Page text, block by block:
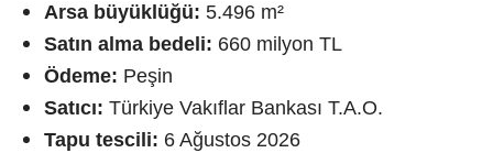
Arsa büyüklüğü: 5.496 m²
Satın alma bedeli: 660 milyon TL
Ödeme: Peşin
Satıcı: Türkiye Vakıflar Bankası T.A.O.
Tapu tescili: 6 Ağustos 2026